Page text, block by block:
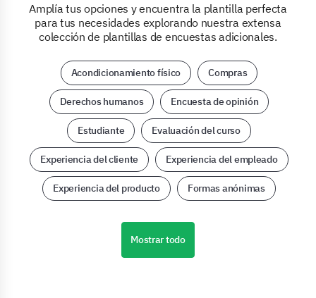
Amplía tus opciones y encuentra la plantilla perfecta
para tus necesidades explorando nuestra extensa
colección de plantillas de encuestas adicionales.
Acondicionamiento físico Compras
Derechos humanos Encuesta de opinión
Estudiante Evaluación del curso
Experiencia del cliente Experiencia del empleado
Experiencia del producto Formas anónimas
Mostrar todo